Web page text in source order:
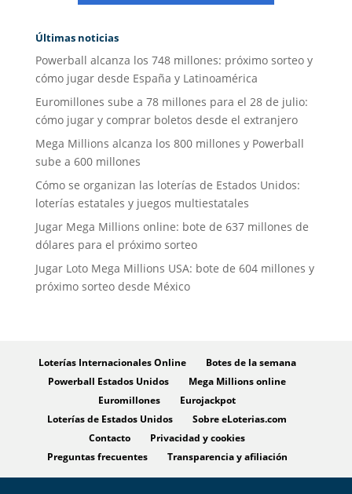
Últimas noticias
Powerball alcanza los 748 millones: próximo sorteo y
cómo jugar desde España y Latinoamérica
Euromillones sube a 78 millones para el 28 de julio:
cómo jugar y comprar boletos desde el extranjero
Mega Millions alcanza los 800 millones y Powerball
sube a 600 millones
Cómo se organizan las loterías de Estados Unidos:
loterías estatales y juegos multiestatales
Jugar Mega Millions online: bote de 637 millones de
dólares para el próximo sorteo
Jugar Loto Mega Millions USA: bote de 604 millones y
próximo sorteo desde México
Loterías Internacionales Online
Botes de la semana
Powerball Estados Unidos
Mega Millions online
Euromillones
Eurojackpot
Loterías de Estados Unidos
Sobre eLoterias.com
Contacto
Privacidad y cookies
Preguntas frecuentes
Transparencia y afiliación